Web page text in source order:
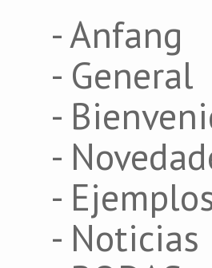
- Anfang
- General
-
-
-
- Noticias